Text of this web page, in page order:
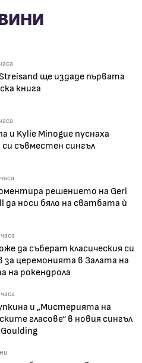
ще издаде първата
книга
и Kylie Minogue пуснаха
си съвместен сингъл
решението на Geri
да носи бяло на сватбата ѝ
да съберат класическия си
за церемонията в Залата на
на рокендрола
и „Мистерията на
гласове“ в новия сингъл